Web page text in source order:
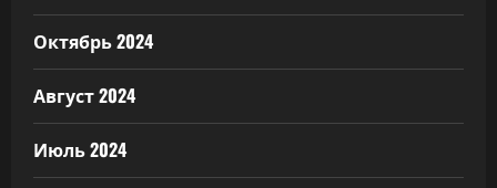
Октябрь 2024
Август 2024
Июль 2024